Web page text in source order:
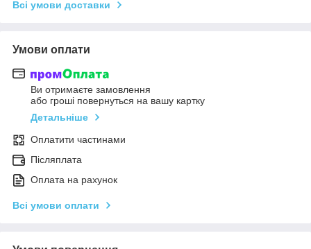
Всі умови доставки
Умови оплати
Ви отримаєте замовлення
або гроші повернуться на вашу картку
Детальніше
Оплатити частинами
Післяплата
Оплата на рахунок
Всі умови оплати